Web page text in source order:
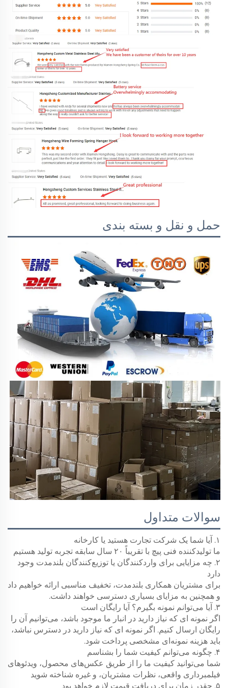
حمل و نقل و بسته بندی
سوالات متداول
۱. آیا شما یک شرکت تجارت هستید یا کارخانه
ما تولیدکننده فنی پیچ با تقریباً ۲۰ سال سابقه تجربه تولید هستیم
۲. چه مزایایی برای واردکنندگان یا توزیع‌کنندگان بلندمدت وجود
دارد
برای مشتریان همکاری بلندمدت، تخفیف مناسبی ارائه خواهیم داد
و همچنین به مزایای بسیاری دسترسی خواهند داشت.
۳. آیا می‌توانم نمونه بگیرم؟ آیا رایگان است
اگر نمونه ای که نیاز دارید در انبار ما موجود باشد، می‌توانیم آن را
رایگان ارسال کنیم. اگر نمونه ای که نیاز دارید در دسترس نباشد،
باید هزینه نمونه‌ای مشخصی پرداخت شود.
۴. چگونه می‌توانم کیفیت شما را بشناسم
شما می‌توانید کیفیت ما را از طریق عکس‌های محصول، ویدئوهای
فیلمبرداری واقعی، نظرات مشتریان، و غیره شناخته شوید
۵. چقدر زمان برای دریافت قیمت لازم خواهد بود